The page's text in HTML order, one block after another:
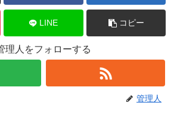
LINE コピー
理人をフォローする
管理人